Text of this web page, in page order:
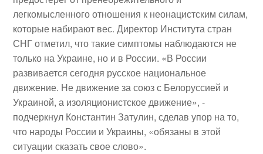
легкомысленного отношения к неонацистским силам,
которые набирают вес. Директор Института стран
СНГ отметил, что такие симптомы наблюдаются не
только на Украине, но и в России. «В России
развивается сегодня русское национальное
движение. Не движение за союз с Белоруссией и
Украиной, а изоляционистское движение», ‑
подчеркнул Константин Затулин, сделав упор на то,
что народы России и Украины, «обязаны в этой
ситуации сказать свое слово».